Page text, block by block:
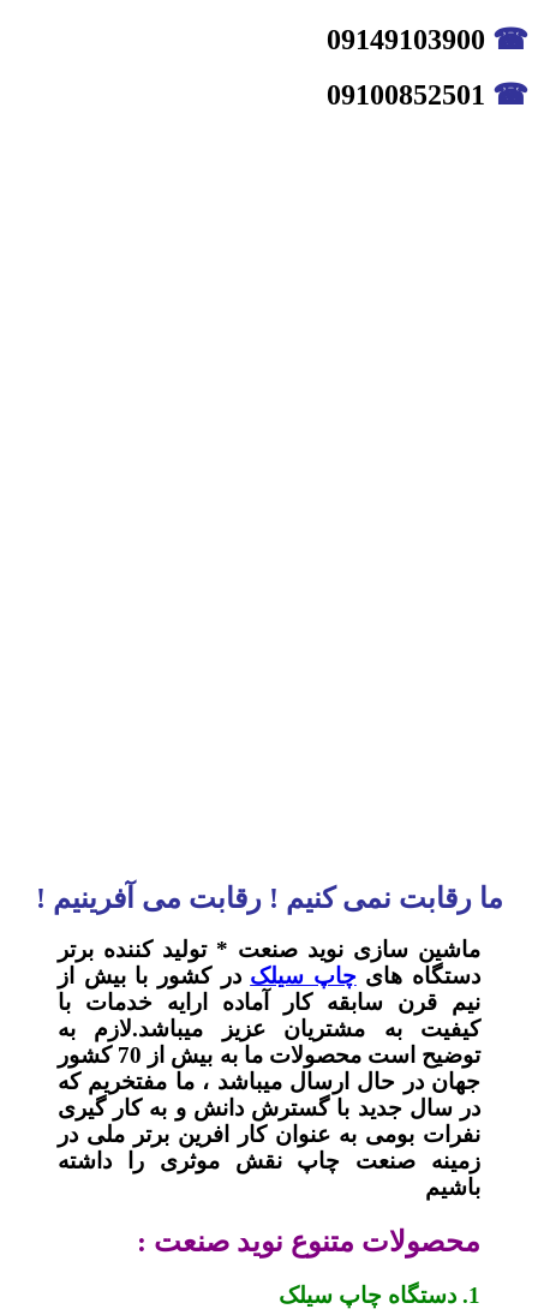
☎
☎
ما رقابت نمی کنیم ! رقابت می آفرینیم !
ماشین سازی نوید صنعت * تولید کننده برتر
دستگاه هایچاپ سیلک در کشور با بیش از
نیم قرن سابقه کار آماده ارایه خدمات با
کیفیت به مشتریان عزیز میباشد.لازم به
توضیح است محصولات ما به بیش از 70 کشور
جهان در حال ارسال میباشد ، ما مفتخریم که
در سال جدید با گسترش دانش و به کار گیری
نفرات بومی به عنوان کار افرین برتر ملی در
زمینه صنعت چاپ نقش موثری را داشته
باشیم
محصولات متنوع نوید صنعت :
1. دستگاه چاپ سیلک